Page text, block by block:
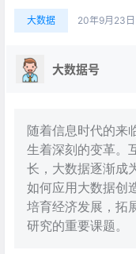
大数据 20年9月23日
大数据号
随着信息时代的来
生着深刻的变革。
长，大数据逐渐成
如何应用大数据创
培育经济发展，拓
研究的重要课题。